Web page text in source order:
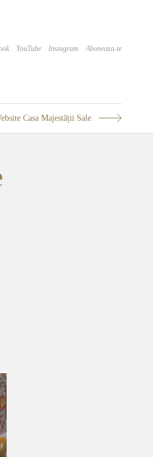
YouTube Instagram Aboneaza-te
Casa Majestății Sale